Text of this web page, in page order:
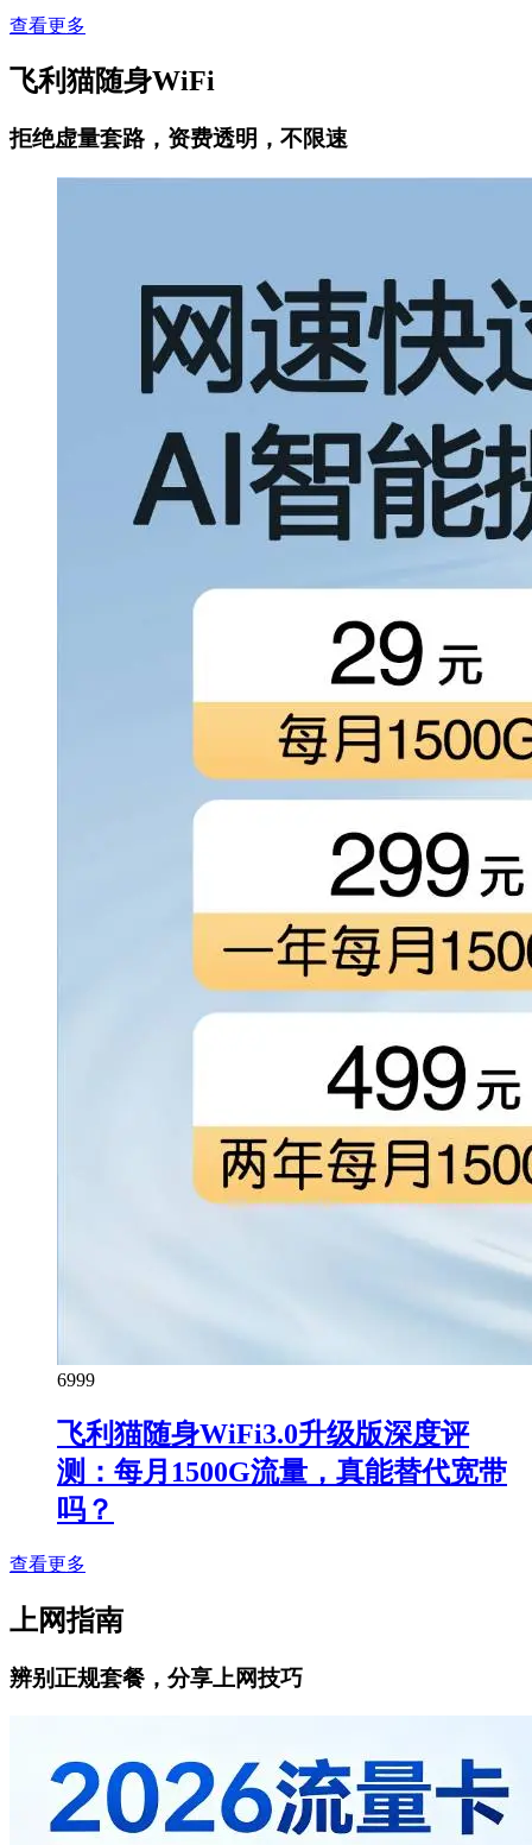
查看更多
飞利猫随身WiFi
拒绝虚量套路，资费透明，不限速
6999
飞利猫随身WiFi3.0升级版深度评
测：每月1500G流量，真能替代宽带
吗？
查看更多
上网指南
辨别正规套餐，分享上网技巧